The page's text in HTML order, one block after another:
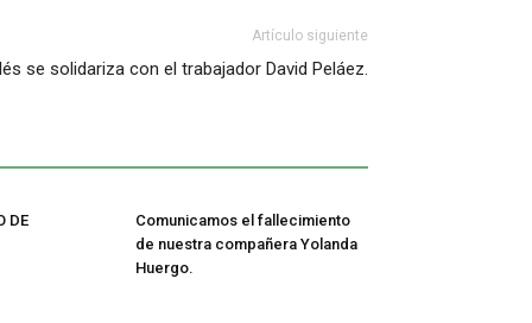
Artículo siguiente
se solidariza con el trabajador David Peláez.
DE
Comunicamos el fallecimiento
de nuestra compañera Yolanda
Huergo.